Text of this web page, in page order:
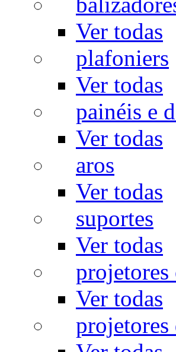
Ver todas
plafoniers
Ver todas
painéis e
Ver todas
aros
Ver todas
suportes
Ver todas
projetores
Ver todas
projetores